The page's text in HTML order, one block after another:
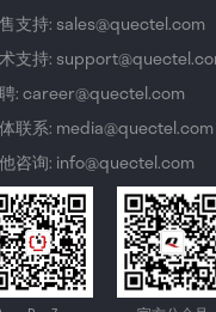
支持: sales@quectel.com
支持:
: career@quectel.com
联系: media@quectel.com
咨询: info@quectel.com